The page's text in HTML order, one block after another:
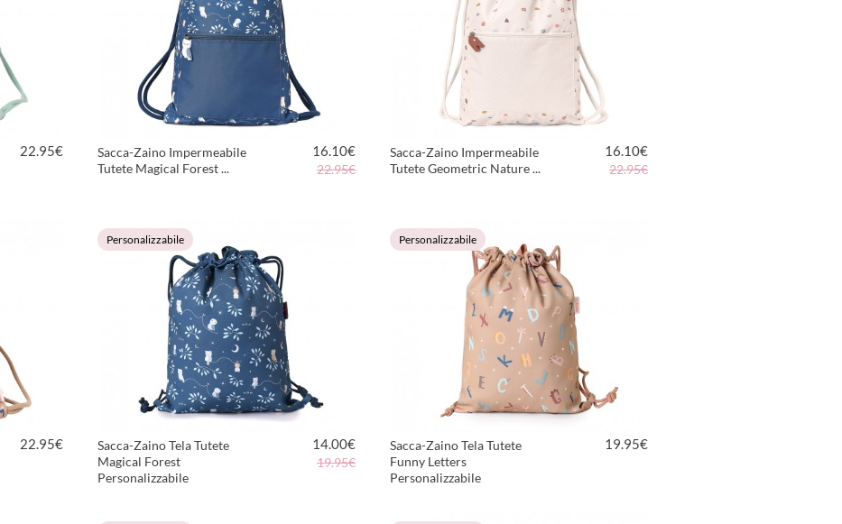
22.95€
Sacca-Zaino Impermeabile
Tutete Magical Forest ...
16.10€
22.95€
Sacca-Zaino Impermeabile
Tutete Geometric Nature ...
16.10€
22.95€
22.95€
Personalizzabile
Sacca-Zaino Tela Tutete
Magical Forest
Personalizzabile
14.00€
19.95€
Personalizzabile
Sacca-Zaino Tela Tutete
Funny Letters
Personalizzabile
19.95€